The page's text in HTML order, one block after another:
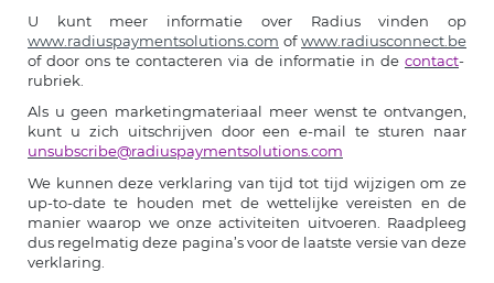
U kunt meer informatie over Radius vinden op
www.radiuspaymentsolutions.com ofwww.radiusconnect.be
of door ons te contacteren via de informatie in de contact-
rubriek.
Als u geen marketingmateriaal meer wenst te ontvangen,
kunt u zich uitschrijven door een e-mail te sturen naar
unsubscribe@radiuspaymentsolutions.com
We kunnen deze verklaring van tijd tot tijd wijzigen om ze
up-to-date te houden met de wettelijke vereisten en de
manier waarop we onze activiteiten uitvoeren. Raadpleeg
dus regelmatig deze pagina’s voor de laatste versie van deze
verklaring.